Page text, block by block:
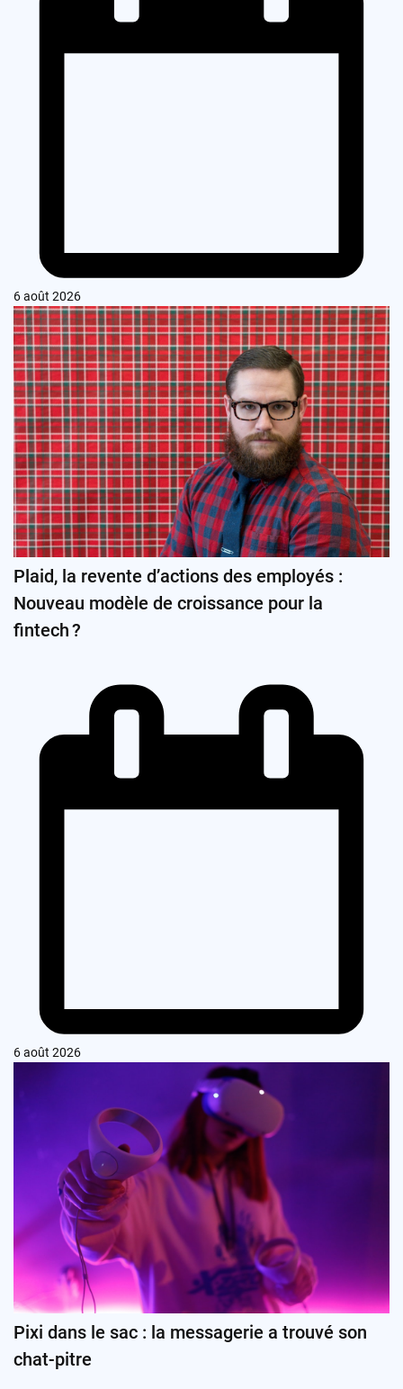
6 août 2026
Plaid, la revente d’actions des employés :
Nouveau modèle de croissance pour la
fintech ?
6 août 2026
Pixi dans le sac : la messagerie a trouvé son
chat-pitre